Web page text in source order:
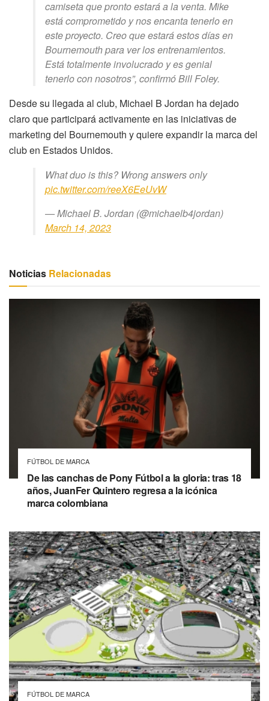
camiseta que pronto estará a la venta. Mike
está comprometido y nos encanta tenerlo en
este proyecto. Creo que estará estos días en
Bournemouth para ver los entrenamientos.
Está totalmente involucrado y es genial
tenerlo con nosotros”, confirmó Bill Foley.
Desde su llegada al club, Michael B Jordan ha dejado
claro que participará activamente en las iniciativas de
marketing del Bournemouth y quiere expandir la marca del
club en Estados Unidos.
What duo is this? Wrong answers only
pic.twitter.com/reeX6EeUvW
— Michael B. Jordan (@michaelb4jordan)
March 14, 2023
Noticias Relacionadas
FÚTBOL DE MARCA
De las canchas de Pony Fútbol a la gloria: tras 18
años, JuanFer Quintero regresa a la icónica
marca colombiana
FÚTBOL DE MARCA